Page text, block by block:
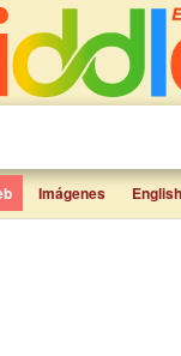
Imágenes English